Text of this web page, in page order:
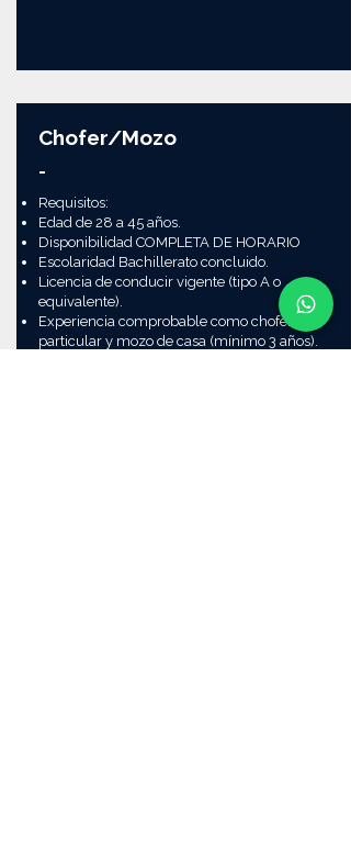
Chofer/Mozo
-
Requisitos:
Edad de 28 a 45 años.
Disponibilidad COMPLETA DE HORARIO
Escolaridad Bachillerato concluido.
Licencia de conducir vigente (tipo A o
equivalente).
Experiencia comprobable como chofer
particular y mozo de casa (mínimo 3 años).